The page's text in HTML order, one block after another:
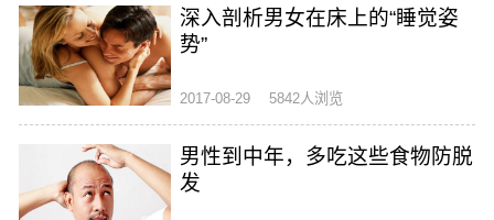
深入剖析男女在床上的“睡觉姿
势”
2017-08-29 5842人浏览
男性到中年，多吃这些食物防脱
发